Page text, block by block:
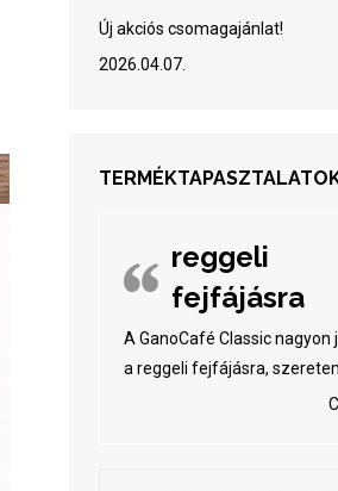
Új akciós csomagajánlat!
2026.04.07.
reggeli
fejfájásra
A GanoCafé Classic nagyon
a reggeli fejfájásra,